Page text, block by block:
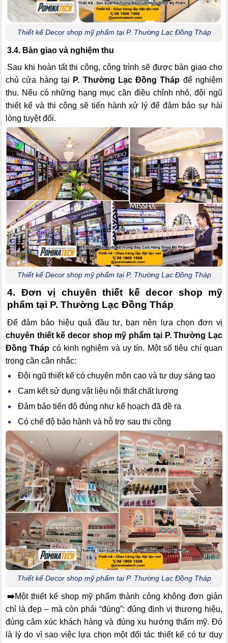
Thiết kế Decor shop mỹ phẩm tại P. Thường Lạc Đồng Tháp
3.4. Bàn giao và nghiệm thu
Sau khi hoàn tất thi công, công trình sẽ được bàn giao cho
chủ cửa hàng tại P. Thường Lạc Đồng Tháp để nghiệm
thu. Nếu có những hạng mục cần điều chỉnh nhỏ, đội ngũ
thiết kế và thi công sẽ tiến hành xử lý để đảm bảo sự hài
lòng tuyệt đối.
Thiết kế Decor shop mỹ phẩm tại P. Thường Lạc Đồng Tháp
4. Đơn vị chuyên thiết kế decor shop mỹ
phẩm tại P. Thường Lạc Đồng Tháp
Để đảm bảo hiệu quả đầu tư, bạn nên lựa chọn đơn vị
chuyên thiết kế decor shop mỹ phẩm tại P. Thường Lạc
Đồng Tháp có kinh nghiệm và uy tín. Một số tiêu chí quan
trọng cần cân nhắc:
Đội ngũ thiết kế có chuyên môn cao và tư duy sáng tạo
Cam kết sử dụng vật liệu nội thất chất lượng
Đảm bảo tiến độ đúng như kế hoạch đã đề ra
Có chế độ bảo hành và hỗ trợ sau thi công
Thiết kế Decor shop mỹ phẩm tại P. Thường Lạc Đồng Tháp
➡️Một thiết kế shop mỹ phẩm thành công không đơn giản
chỉ là đẹp – mà còn phải “đúng”: đúng định vị thương hiệu,
đúng cảm xúc khách hàng và đúng xu hướng thẩm mỹ. Đó
là lý do vì sao việc lựa chọn một đối tác thiết kế có tư duy